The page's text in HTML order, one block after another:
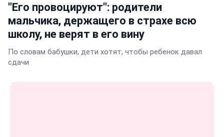
"Его провоцируют": родители
мальчика, держащего в страхе всю
школу, не верят в его вину
По словам бабушки, дети хотят, чтобы ребенок давал
сдачи